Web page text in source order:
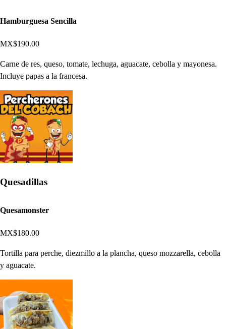
Hamburguesa Sencilla
MX$190.00
Carne de res, queso, tomate, lechuga, aguacate, cebolla y mayonesa.
Incluye papas a la francesa.
Quesadillas
Quesamonster
MX$180.00
Tortilla para perche, diezmillo a la plancha, queso mozzarella, cebolla
y aguacate.